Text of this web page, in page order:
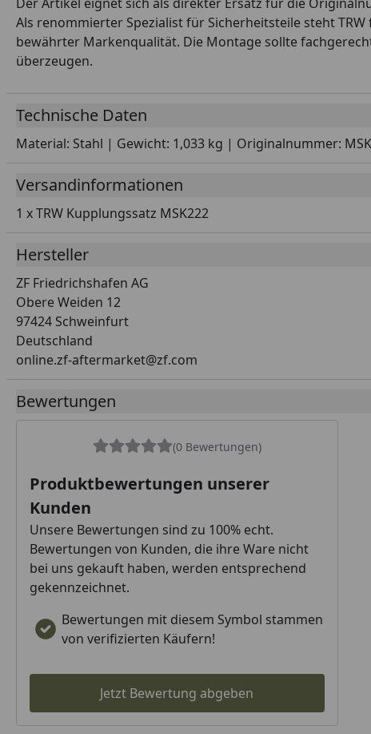
Als renommierter Spezialist für Sicherheitsteile steht
bewährter Markenqualität. Die Montage sollte
überzeugen.
Technische Daten
Material: Stahl | Gewicht: 1,033 kg | Originalnummer:
Versandinformationen
1 x TRW Kupplungssatz MSK222
Hersteller
ZF Friedrichshafen AG
Obere Weiden 12
97424 Schweinfurt
Deutschland
online.zf-aftermarket@zf.com
Bewertungen
(0 Bewertungen)
Produktbewertungen unserer
Kunden
Unsere Bewertungen sind zu 100% echt.
Bewertungen von Kunden, die ihre Ware nicht
bei uns gekauft haben, werden entsprechend
gekennzeichnet.
Bewertungen mit diesem Symbol stammen
von verifizierten Käufern!
Jetzt Bewertung abgeben